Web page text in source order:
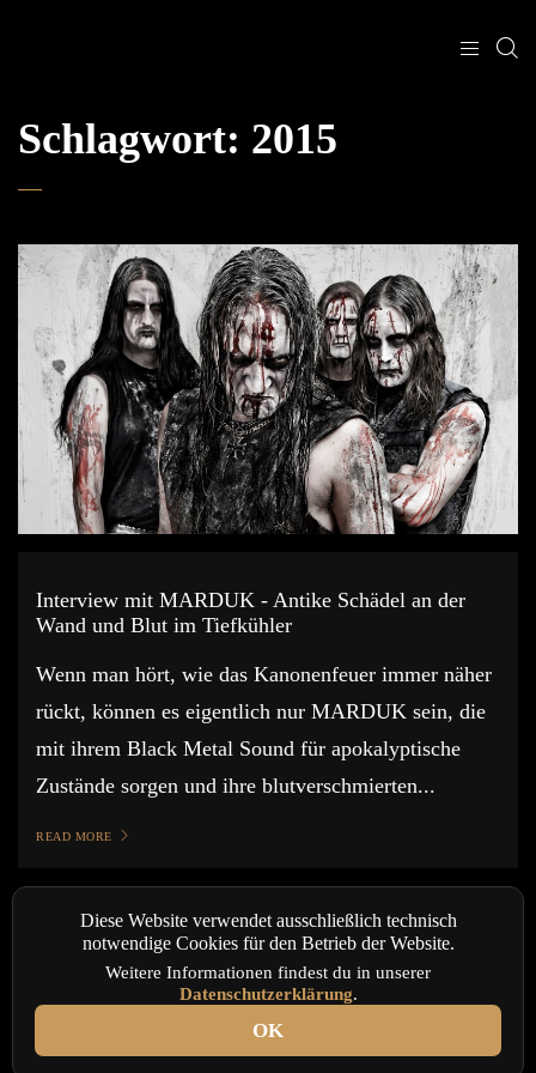
Schlagwort: 2015
Interview mit MARDUK - Antike Schädel an der
Wand und Blut im Tiefkühler
Wenn man hört, wie das Kanonenfeuer immer näher
rückt, können es eigentlich nur MARDUK sein, die
mit ihrem Black Metal Sound für apokalyptische
Zustände sorgen und ihre blutverschmierten...
READ MORE
Diese Website verwendet ausschließlich technisch
notwendige Cookies für den Betrieb der Website.
Weitere Informationen findest du in unserer
Datenschutzerklärung.
OK